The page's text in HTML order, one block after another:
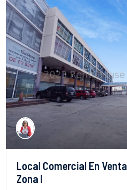
Local Comercial En
Zona I